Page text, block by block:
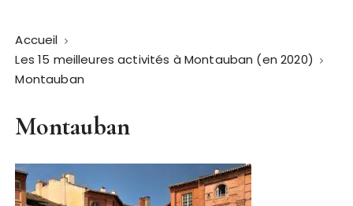
Accueil
Les 15 meilleures activités à Montauban (en 2020)
Montauban
Montauban